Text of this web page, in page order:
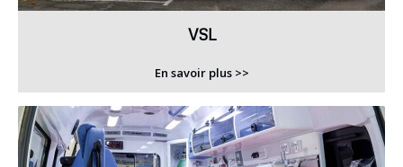
VSL
En savoir plus >>